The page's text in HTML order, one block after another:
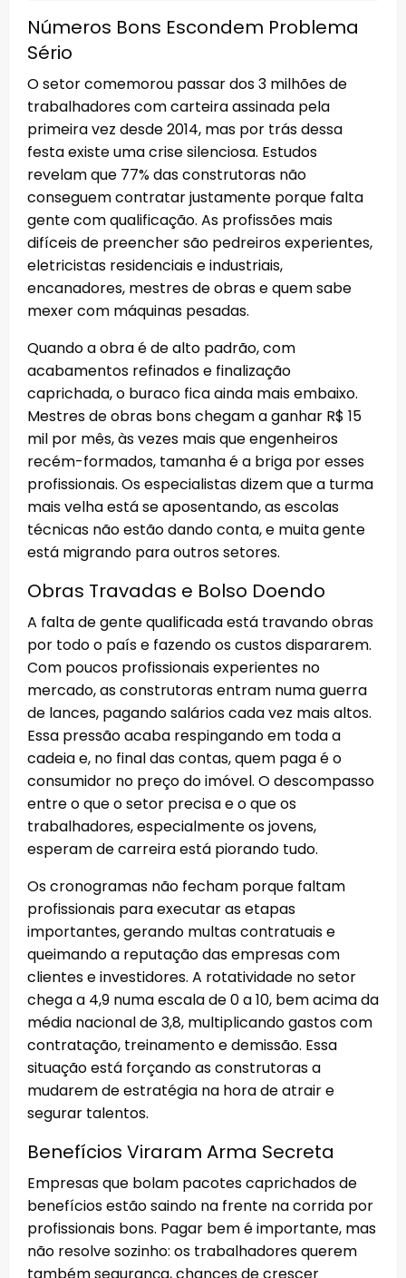
Números Bons Escondem Problema
Sério
O setor comemorou passar dos 3 milhões de
trabalhadores com carteira assinada pela
primeira vez desde 2014, mas por trás dessa
festa existe uma crise silenciosa. Estudos
revelam que 77% das construtoras não
conseguem contratar justamente porque falta
gente com qualificação. As profissões mais
difíceis de preencher são pedreiros experientes,
eletricistas residenciais e industriais,
encanadores, mestres de obras e quem sabe
mexer com máquinas pesadas.
Quando a obra é de alto padrão, com
acabamentos refinados e finalização
caprichada, o buraco fica ainda mais embaixo.
Mestres de obras bons chegam a ganhar R$ 15
mil por mês, às vezes mais que engenheiros
recém-formados, tamanha é a briga por esses
profissionais. Os especialistas dizem que a turma
mais velha está se aposentando, as escolas
técnicas não estão dando conta, e muita gente
está migrando para outros setores.
Obras Travadas e Bolso Doendo
A falta de gente qualificada está travando obras
por todo o país e fazendo os custos dispararem.
Com poucos profissionais experientes no
mercado, as construtoras entram numa guerra
de lances, pagando salários cada vez mais altos.
Essa pressão acaba respingando em toda a
cadeia e, no final das contas, quem paga é o
consumidor no preço do imóvel. O descompasso
entre o que o setor precisa e o que os
trabalhadores, especialmente os jovens,
esperam de carreira está piorando tudo.
Os cronogramas não fecham porque faltam
profissionais para executar as etapas
importantes, gerando multas contratuais e
queimando a reputação das empresas com
clientes e investidores. A rotatividade no setor
chega a 4,9 numa escala de 0 a 10, bem acima da
média nacional de 3,8, multiplicando gastos com
contratação, treinamento e demissão. Essa
situação está forçando as construtoras a
mudarem de estratégia na hora de atrair e
segurar talentos.
Benefícios Viraram Arma Secreta
Empresas que bolam pacotes caprichados de
benefícios estão saindo na frente na corrida por
profissionais bons. Pagar bem é importante, mas
não resolve sozinho: os trabalhadores querem